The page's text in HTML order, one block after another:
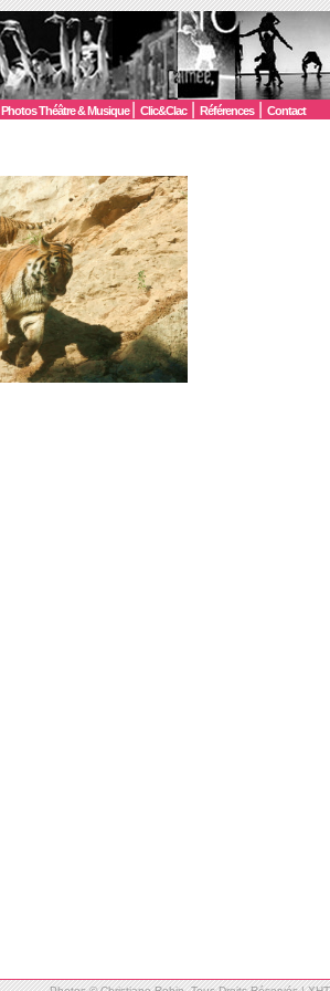
Photos Théâtre & Musique Clic&Clac Références Contact